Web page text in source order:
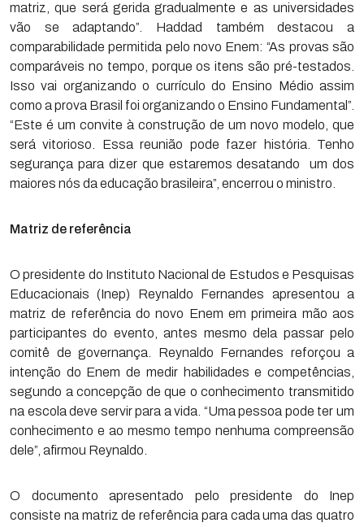
matriz, que será gerida gradualmente e as universidades
vão se adaptando”. Haddad também destacou a
comparabilidade permitida pelo novo Enem: “As provas são
comparáveis no tempo, porque os itens são pré-testados.
Isso vai organizando o currículo do Ensino Médio assim
como a prova Brasil foi organizando o Ensino Fundamental”.
“Este é um convite à construção de um novo modelo, que
será vitorioso. Essa reunião pode fazer história. Tenho
segurança para dizer que estaremos desatando um dos
maiores nós da educação brasileira”, encerrou o ministro.
Matriz de referência
O presidente do Instituto Nacional de Estudos e Pesquisas
Educacionais (Inep) Reynaldo Fernandes apresentou a
matriz de referência do novo Enem em primeira mão aos
participantes do evento, antes mesmo dela passar pelo
comitê de governança. Reynaldo Fernandes reforçou a
intenção do Enem de medir habilidades e competências,
segundo a concepção de que o conhecimento transmitido
na escola deve servir para a vida. “Uma pessoa pode ter um
conhecimento e ao mesmo tempo nenhuma compreensão
dele”, afirmou Reynaldo.
O documento apresentado pelo presidente do Inep
consiste na matriz de referência para cada uma das quatro